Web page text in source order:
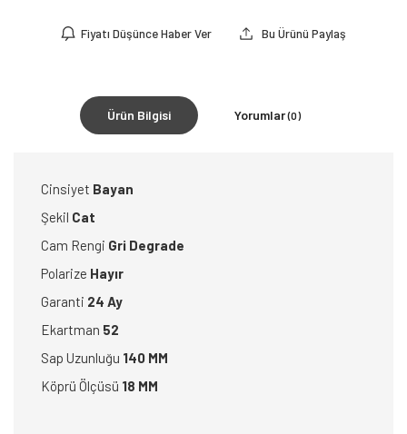
Fiyatı Düşünce Haber Ver Bu Ürünü Paylaş
Ürün Bilgisi Yorumlar(0)
Cinsiyet Bayan
Şekil Cat
Cam Rengi Gri Degrade
Polarize Hayır
Garanti 24 Ay
Ekartman 52
Sap Uzunluğu 140 MM
Köprü Ölçüsü 18 MM